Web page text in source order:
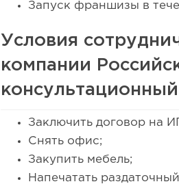
Запуск франшизы в
Условия
компании
Заключить договор на
Снять офис;
Закупить мебель;
Напечатать